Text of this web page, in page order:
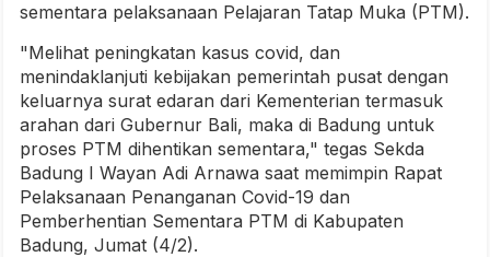
sementara pelaksanaan Pelajaran Tatap Muka (PTM).
"Melihat peningkatan kasus covid, dan
menindaklanjuti kebijakan pemerintah pusat dengan
keluarnya surat edaran dari Kementerian termasuk
arahan dari Gubernur Bali, maka di Badung untuk
proses PTM dihentikan sementara," tegas Sekda
Badung I Wayan Adi Arnawa saat memimpin Rapat
Pelaksanaan Penanganan Covid-19 dan
Pemberhentian Sementara PTM di Kabupaten
Badung, Jumat (4/2).